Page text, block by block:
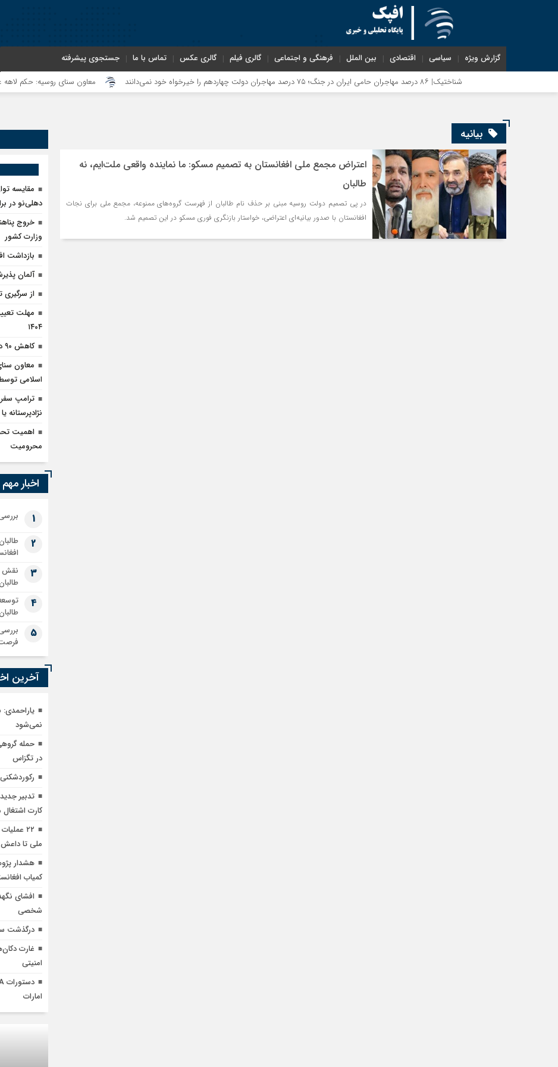
گزارش ویژه سیاسی اقتصادی بین الملل فرهنگی و اجتماعی گالری فیلم گالری عکس تماس با ما جستجوی پیشرفته
شناختیک| ۸۶ درصد مهاجران حامی ایران در جنگ؛ ۷۵ درصد مهاجران دولت چهاردهم را خیرخواه خود نمی‌دانند معاون سنای روسیه: حکم لاهه علیه
بیانیه
اعتراض مجمع ملی افغانستان به تصمیم مسکو: ما نماینده واقعی ملت‌ایم، نه
طالبان
در پی تصمیم دولت روسیه مبنی بر حذف نام طالبان از فهرست گروه‌های ممنوعه، مجمع ملی برای نجات
افغانستان با صدور بیانیه‌ای اعتراضی، خواستار بازنگری فوری مسکو در این تصمیم شد.
مقایسه
دهلی‌نو در
خروج
وزارت کشور
بازداشت افسر افغان
آلمان
از
۱۴۰۴
کاهش ۹۰ درصدی قاچاق از مرز نیمروز به ایران
معاون
اسلامی
نژادپرستانه
محرومیت
اخبار مهم
1
2
3
نقش
4
5
آخرین
نمی‌شود
حمله
در تگزاس
تدبیر
کارت
۲۲
ملی تا
هشدار
کمیاب
افشای
شخصی
درگذشت
غارت
امنیتی
امارات